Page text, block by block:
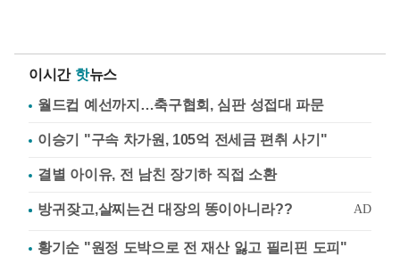
이시간 핫뉴스
월드컵 예선까지…축구협회, 심판 성접대 파문
이승기 "구속 차가원, 105억 전세금 편취 사기"
결별 아이유, 전 남친 장기하 직접 소환
황기순 "원정 도박으로 전 재산 잃고 필리핀 도피"